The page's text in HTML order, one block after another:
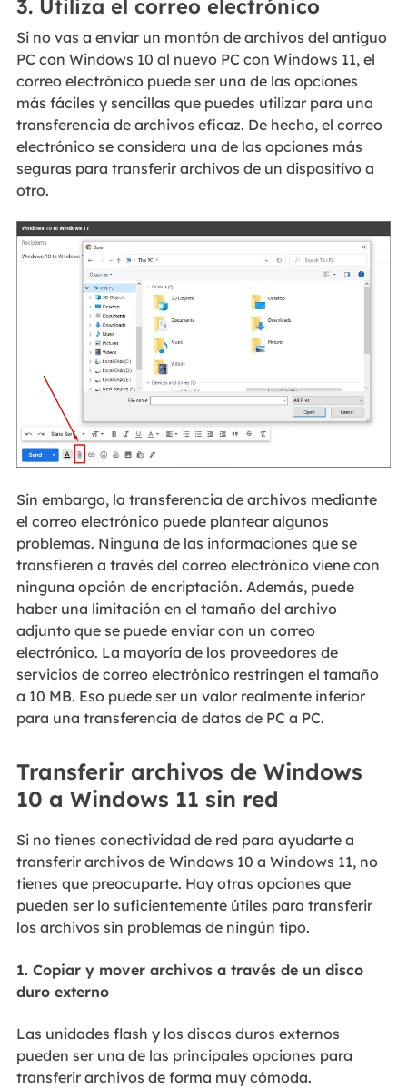
3. Utiliza el correo electrónico
Si no vas a enviar un montón de archivos del antiguo
PC con Windows 10 al nuevo PC con Windows 11, el
correo electrónico puede ser una de las opciones
más fáciles y sencillas que puedes utilizar para una
transferencia de archivos eficaz. De hecho, el correo
electrónico se considera una de las opciones más
seguras para transferir archivos de un dispositivo a
otro.
Sin embargo, la transferencia de archivos mediante
el correo electrónico puede plantear algunos
problemas. Ninguna de las informaciones que se
transfieren a través del correo electrónico viene con
ninguna opción de encriptación. Además, puede
haber una limitación en el tamaño del archivo
adjunto que se puede enviar con un correo
electrónico. La mayoría de los proveedores de
servicios de correo electrónico restringen el tamaño
a 10 MB. Eso puede ser un valor realmente inferior
para una transferencia de datos de PC a PC.
Transferir archivos de Windows
10 a Windows 11 sin red
Si no tienes conectividad de red para ayudarte a
transferir archivos de Windows 10 a Windows 11, no
tienes que preocuparte. Hay otras opciones que
pueden ser lo suficientemente útiles para transferir
los archivos sin problemas de ningún tipo.
1. Copiar y mover archivos a través de un disco
duro externo
Las unidades flash y los discos duros externos
pueden ser una de las principales opciones para
transferir archivos de forma muy cómoda.